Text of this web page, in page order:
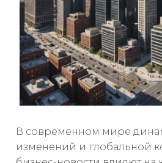
В современном мире
изменений и глобальной